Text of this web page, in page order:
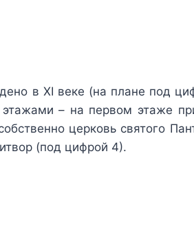
в XI веке (на плане под
– на первом этаже
церковь святого
(под цифрой 4).